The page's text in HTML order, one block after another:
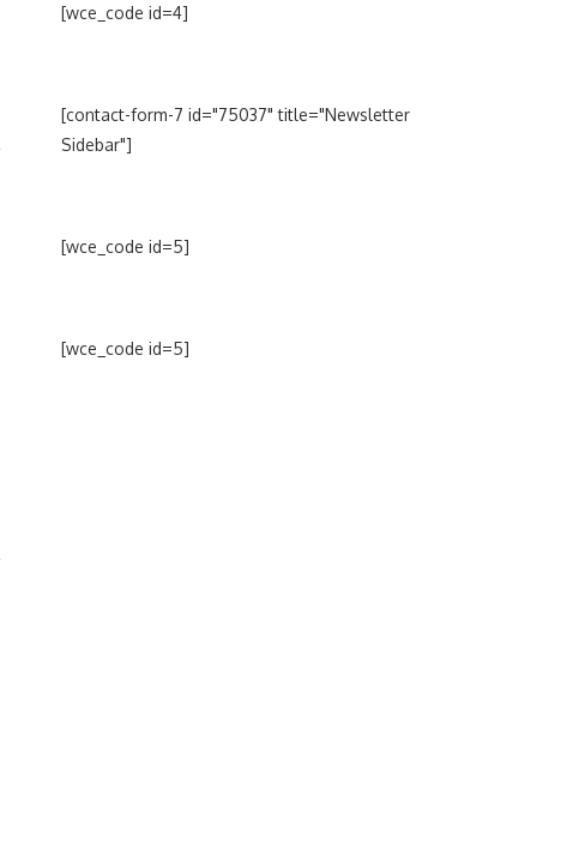
[wce_code id=4]
[contact-form-7 id="75037" title="Newsletter
Sidebar"]
[wce_code id=5]
[wce_code id=5]